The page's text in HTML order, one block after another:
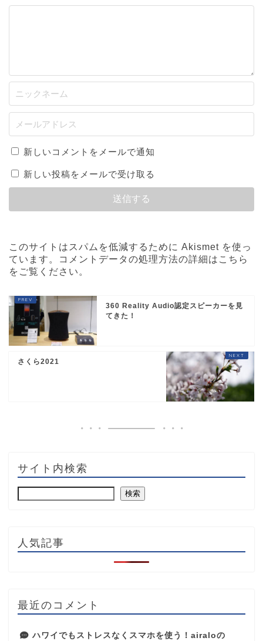
新しいコメントをメールで通知
新しい投稿をメールで受け取る
このサイトはスパムを低減するために Akismet を使っ
ています。
コメントデータの処理方法の詳細はこちら
をご覧ください 。
360 Reality Audio認定スピーカーを見
てきた！
さくら2021
サイト内検索
検索
人気記事
最近のコメント
ハワイでもストレスなくスマホを使う！airaloの